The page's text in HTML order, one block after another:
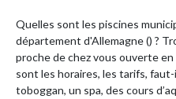
Quelles sont les piscines
département d'Allemagne () ?
proche de chez vous ouverte
sont les horaires, les tarifs,
toboggan, un spa, des cours